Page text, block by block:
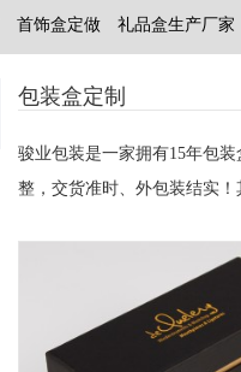
首饰盒定做 礼品盒生产厂家
包装盒定制
骏业包装是一家拥有15年包装
整，交货准时、外包装结实